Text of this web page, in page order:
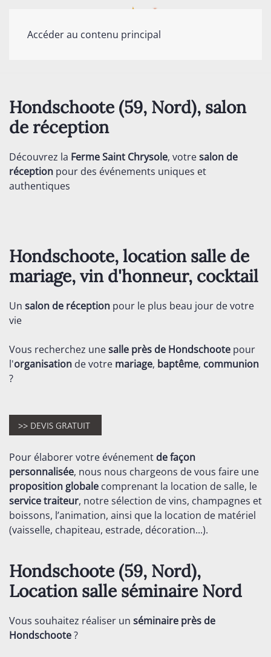
Accéder au contenu principal
Hondschoote (59, Nord), salon
de réception
Découvrez la Ferme Saint Chrysole, votresalon de
réception pour des événements uniques et
authentiques
Hondschoote, location salle de
mariage, vin d'honneur, cocktail
Un salon de réception pour le plus beau jour de votre
vie
Vous recherchez unesalle près de Hondschoote pour
l'organisation de votre mariage, baptême, communion
?
Pour élaborer votre événement de façon
personnalisée, nous nous chargeons de vous faire une
proposition globale comprenant la location de salle, le
service traiteur, notre sélection de vins, champagnes et
boissons, l’animation, ainsi que la location de matériel
(vaisselle, chapiteau, estrade, décoration...).
Hondschoote (59, Nord),
Location salle séminaireNord
Vous souhaitez réaliser un séminaire près de
Hondschoote?